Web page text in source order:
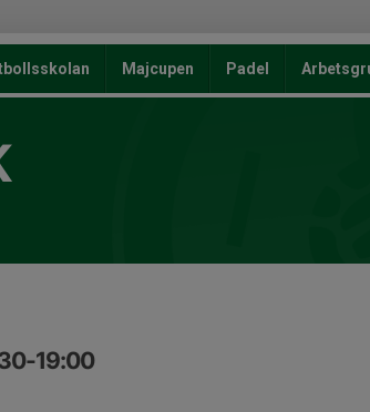
Majcupen Padel
19:00